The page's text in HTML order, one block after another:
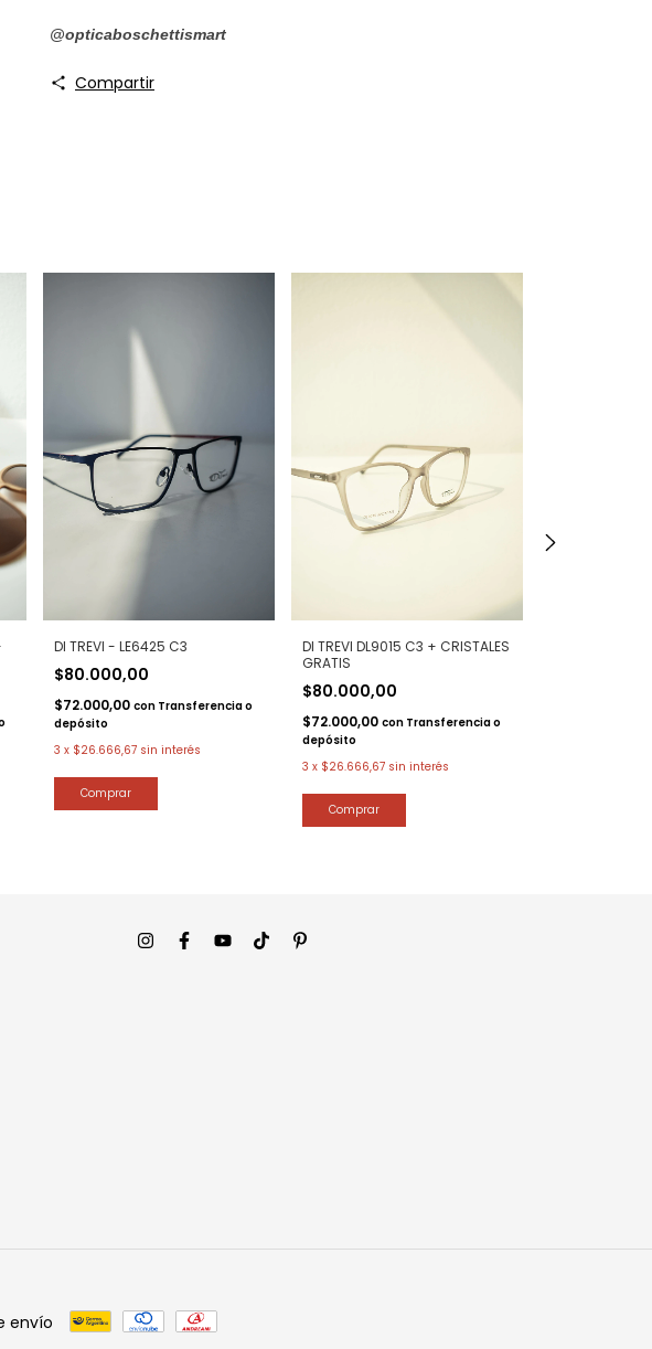
@‌opticaboschettismart
Compartir
DI TREVI - LE6425 C3
$80.000,00
$72.000,00 con Transferencia o
depósito
3 x $26.666,67 sin interés
DI TREVI DL9015 C3 + CRISTALES
GRATIS
$80.000,00
$72.000,00 con Transferencia o
depósito
3 x $26.666,67 sin interés
envío